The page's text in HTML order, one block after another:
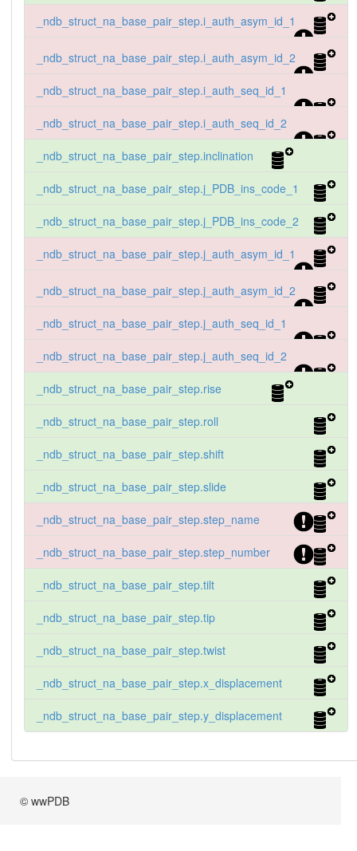
_ndb_struct_na_base_pair_step.i_auth_asym_id_1
_ndb_struct_na_base_pair_step.i_auth_asym_id_2
_ndb_struct_na_base_pair_step.i_auth_seq_id_1
_ndb_struct_na_base_pair_step.i_auth_seq_id_2
_ndb_struct_na_base_pair_step.inclination
_ndb_struct_na_base_pair_step.j_PDB_ins_code_1
_ndb_struct_na_base_pair_step.j_PDB_ins_code_2
_ndb_struct_na_base_pair_step.j_auth_asym_id_1
_ndb_struct_na_base_pair_step.j_auth_asym_id_2
_ndb_struct_na_base_pair_step.j_auth_seq_id_1
_ndb_struct_na_base_pair_step.j_auth_seq_id_2
_ndb_struct_na_base_pair_step.rise
_ndb_struct_na_base_pair_step.roll
_ndb_struct_na_base_pair_step.shift
_ndb_struct_na_base_pair_step.slide
_ndb_struct_na_base_pair_step.step_name
_ndb_struct_na_base_pair_step.step_number
_ndb_struct_na_base_pair_step.tilt
_ndb_struct_na_base_pair_step.tip
_ndb_struct_na_base_pair_step.twist
_ndb_struct_na_base_pair_step.x_displacement
_ndb_struct_na_base_pair_step.y_displacement
© wwPDB